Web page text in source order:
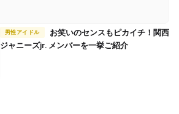
男性アイドル
ジャニーズjr. メンバーを一挙ご紹介